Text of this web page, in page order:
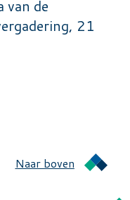
van de
21
Naar boven